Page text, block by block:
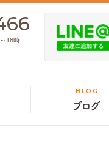
18時
BLOG
ブログ